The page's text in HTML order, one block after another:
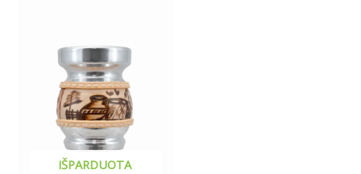
IŠPARDUOTA